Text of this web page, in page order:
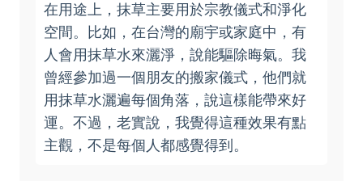
在用途上，抹草主要用於宗教儀式和淨化
空間。比如，在台灣的廟宇或家庭中，有
人會用抹草水來灑淨，說能驅除晦氣。我
曾經參加過一個朋友的搬家儀式，他們就
用抹草水灑遍每個角落，說這樣能帶來好
運。不過，老實說，我覺得這種效果有點
主觀，不是每個人都感覺得到。